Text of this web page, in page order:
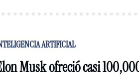
ARTIFICIAL
Musk ofreció casi